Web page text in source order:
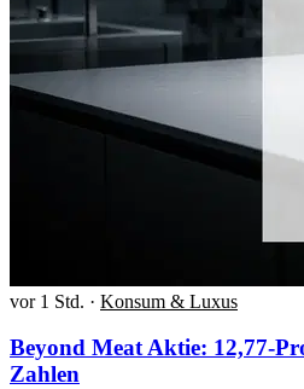
vor 1 Std. · Konsum & Luxus
Beyond Meat Aktie: 12,77-
Zahlen